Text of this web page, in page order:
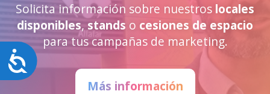
Accesibilidad
Solicita información sobre nuestros locales
disponibles, stands o cesiones de espacio
para tus campañas de marketing.
Más información